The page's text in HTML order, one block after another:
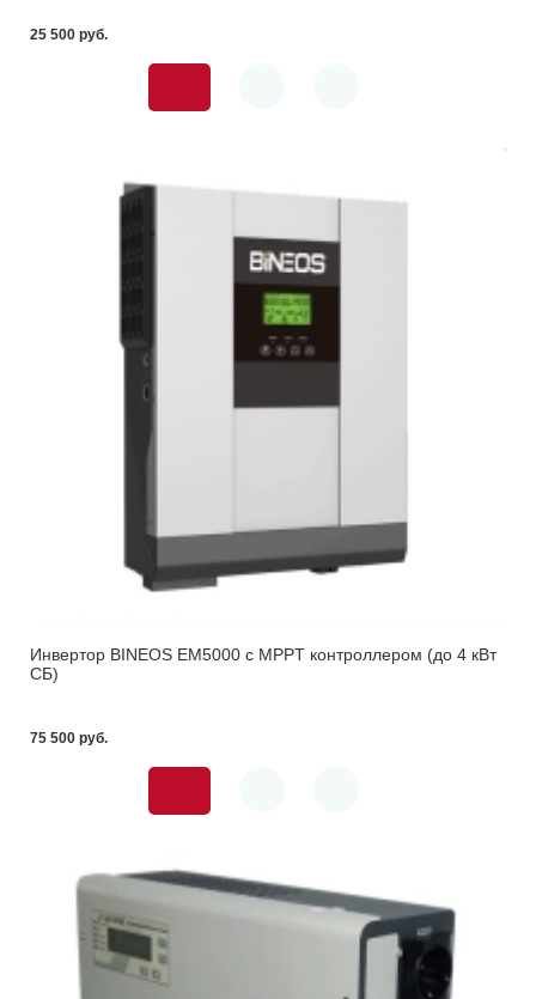
25 500 pуб.
Инвертор BINEOS EM5000 c MPPT контроллером (до 4 кВт
СБ)
75 500 pуб.